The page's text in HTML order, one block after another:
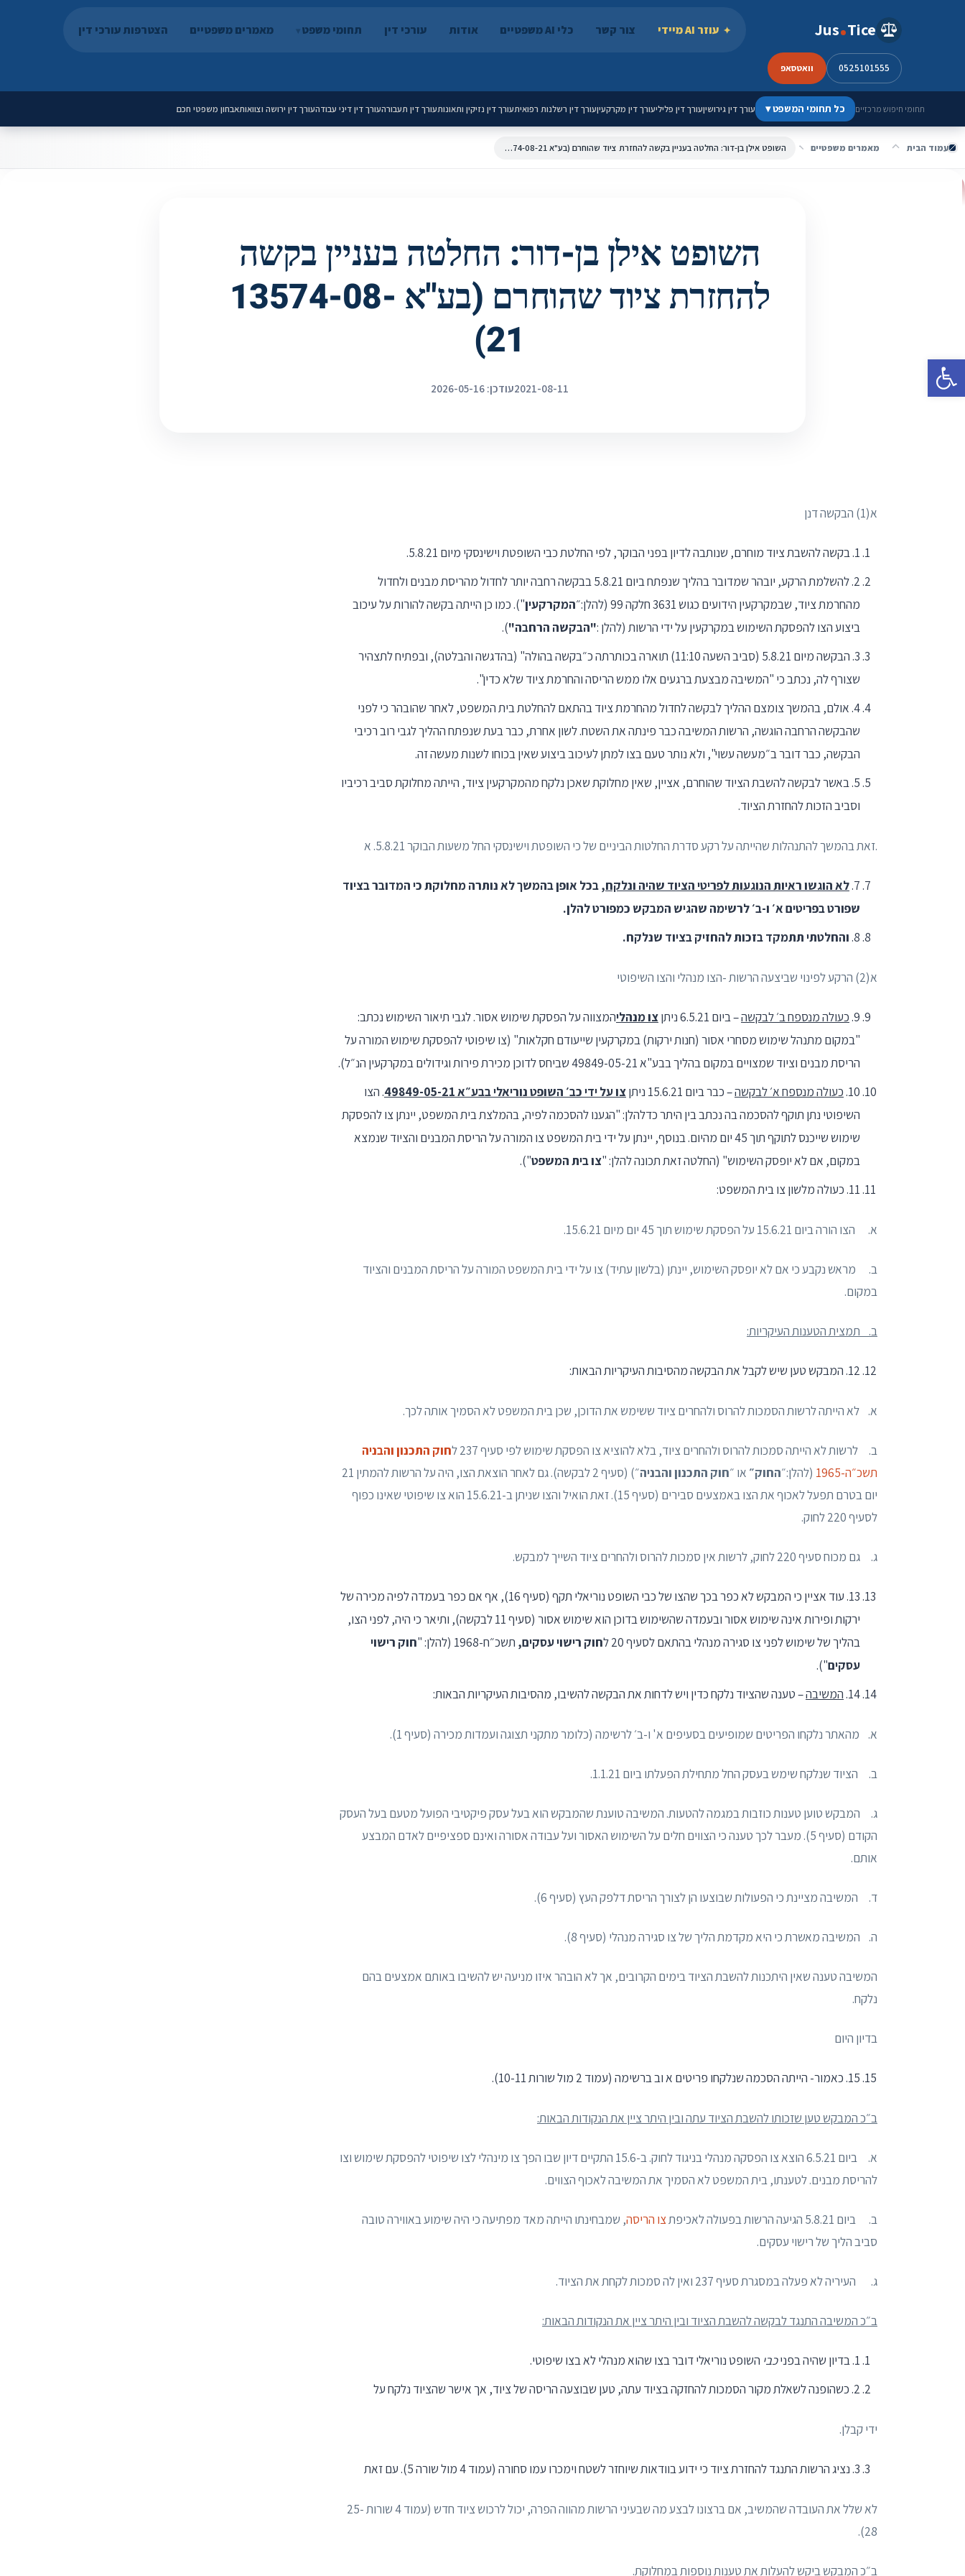
פתח סרגל נגישות
Jus Tice עוזר AI מיידי צור קשר כלי AI משפטיים אודות עורכי דין תחומי משפט מאמרים משפטיים הצטרפות עורכי דין
0525101555 וואטסאפ
תחומי חיפוש מרכזיים כל תחומי המשפט▾ עורך דין גירושיןעורך דין פליליעורך דין מקרקעיןעורך דין רשלנות רפואיתעורך דין נזיקין ותאונותעורך דין תעבורהעורך דין דיני עבודהעורך דין ירושה וצוואותאבחון משפטי חכם
עמוד הבית מאמרים משפטיים השופט אילן בן-דור: החלטה בעניין בקשה להחזרת ציוד שהוחרם (בע"א 13574-08-21)
השופט אילן בן-דור: החלטה בעניין בקשה
להחזרת ציוד שהוחרם (בע"א 13574-08-
21)
2021-08-11עודכן: 2026-05-16
א(1) הבקשה דנן
1. בקשה להשבת ציוד מוחרם, שנותבה לדיון בפני הבוקר, לפי החלטת כבי השופטת וישינסקי מיום 5.8.21.
2. להשלמת הרקע, יובהר שמדובר בהליך שנפתח ביום 5.8.21 בבקשה רחבה יותר לחדול מהריסת מבנים ולחדול
מהחרמת ציוד, שבמקרקעין הידועים כגוש 3631 חלקה 99 (להלן:״
המקרקעין"). כמו כן הייתה בקשה להורות על עיכוב
ביצוע הצו להפסקת השימוש במקרקעין על ידי הרשות (להלן :"הבקשה הרחבה").
3. הבקשה מיום 5.8.21 (סביב השעה 11:10) תוארה בכותרתה כ״בקשה בהולה" (בהדגשה והבלטה), ובפתיח לתצהיר
שצורף לה, נכתב כי "המשיבה מבצעת ברגעים אלו ממש הריסה והחרמת ציוד שלא כדין".
4. אולם, בהמשך צומצם ההליך לבקשה לחדול מהחרמת ציוד בהתאם להחלטת בית המשפט, לאחר שהובהר כי לפני
שהבקשה הרחבה הוגשה, הרשות המשיבה כבר פינתה את השטח. לשון אחרת, כבר בעת שנפתח ההליך לגבי רוב רכיבי
הבקשה, כבר דובר ב״מעשה עשוי", ולא נותר טעם בצו למתן לעיכוב ביצוע שאין בכוחו לשנות מעשה זה.
5. באשר לבקשה להשבת הציוד שהוחרם, אציין, שאין מחלוקת שאכן נלקח מהמקרקעין ציוד, הייתה מחלוקת סביב רכיביו
וסביב הזכות להחזרת הציוד.
.זאת בהמשך להתנהלות שהייתה על רקע סדרת החלטות הביניים של כי השופטת וישינסקי החל משעות הבוקר 5.8.21. א
7. לא הוגשו ראיות הנוגעות לפריטי הציוד שהיה ונלקח, בכל אופן בהמשך לא נותרה מחלוקת כי המדובר בציוד
שפורט בפריטים א׳ ו-ב׳ לרשימה שהגיש המבקש כמפורט להלן.
8. והחלטתי תתמקד בזכות להחזיק בציוד שנלקח.
א(2) הרקע לפינוי שביצעה הרשות -הצו מנהלי והצו השיפוטי
9. כעולה מנספח ב׳ לבקשה– ביום 6.5.21 ניתן צו מנהליהמצווה על הפסקת שימוש אסור. לגבי תיאור השימוש נכתב:
"במקום מתנהל שימוש מסחרי אסור (חנות ירקות) במקרקעין שייעודם חקלאות" (צו שיפוטי להפסקת שימוש המורה על
הריסת מבנים וציוד שמצויים במקום בהליך בבע"א 49849-05-21 שביחס לדוכן מכירת פירות וגידולים במקרקעין הנ״ל).
10. כעולה מנספח א׳ לבקשה– כבר ביום 15.6.21 ניתן צו על ידי כב׳ השופט נוריאלי בבע״א 49849-05-21
. הצו
השיפוטי נתן תוקף להסכמה בה נכתב בין היתר כדלהלן: "הגענו להסכמה לפיה, בהמלצת בית המשפט, יינתן צו להפסקת
שימוש שייכנס לתוקף תוך 45 יום מהיום. בנוסף, יינתן על ידי בית המשפט צו המורה על הריסת המבנים והציוד שנמצא
במקום, אם לא יופסק השימוש" (החלטה זאת תכונה להלן: "צו בית המשפט").
11. כעולה מלשון צו בית המשפט:
א. הצו הורה ביום 15.6.21 על הפסקת שימוש תוך 45 יום מיום 15.6.21.
ב. מראש נקבע כי אם לא יופסק השימוש, יינתן (בלשון עתיד) צו על ידי בית המשפט המורה על הריסת המבנים והציוד
במקום.
ב. תמצית הטענות העיקריות:
12. המבקש טען שיש לקבל את הבקשה מהסיבות העיקריות הבאות:
א. לא הייתה לרשות הסמכות להרוס ולהחרים ציוד ששימש את הדוכן, שכן בית המשפט לא הסמיך אותה לכך.
ב. לרשות לא הייתה סמכות להרוס ולהחרים ציוד, בלא להוציא צו הפסקת שימוש לפי סעיף 237 ל
חוק התכנון והבניה
תשכ״ה-1965
(להלן:״החוק״ או ״חוק התכנון והבניה
״) (סעיף 2 לבקשה). גם לאחר הוצאת הצו, היה על הרשות להמתין 21
יום בטרם תפעל לאכוף את הצו באמצעים סבירים (סעיף 15). זאת הואיל והצו שניתן ב-15.6.21 הוא צו שיפוטי שאינו כפוף
לסעיף 220 לחוק.
ג. גם מכוח סעיף 220 לחוק, לרשות אין סמכות להרוס ולהחרים ציוד השייך למבקש.
13. עוד אציין כי המבקש לא כפר בכך שהצו של כבי השופט נוריאלי תקף (סעיף 16), אף אם כפר בעמדה לפיה מכירה של
ירקות ופירות אינה שימוש אסור ובעמדה שהשימוש בדוכן הוא שימוש אסור (סעיף 11 לבקשה), ותיאר כי היה, לפני הצו,
בהליך של שימוש לפני צו סגירה מנהלי בהתאם לסעיף 20 ל
חוק רישוי עסקים, תשכ״ח-1968 (להלן: "
חוק רישוי
עסקים").
14. המשיבה– טענה שהציוד נלקח כדין ויש לדחות את הבקשה להשיבו, מהסיבות העיקריות הבאות:
א. מהאתר נלקחו הפריטים שמופיעים בסעיפים א' ו-ב׳ לרשימה (כלומר מתקני תצוגה ועמדות מכירה (סעיף 1).
ב. הציוד שנלקח שימש בעסק החל מתחילת הפעלתו ביום 1.1.21.
ג. המבקש טוען טענות כוזבות במגמה להטעות. המשיבה טוענת שהמבקש הוא בעל עסק פיקטיבי הפועל מטעם בעל העסק
הקודם (סעיף 5). מעבר לכך טענה כי הצווים חלים על השימוש האסור ועל עבודה אסורה ואינם ספציפיים לאדם המבצע
אותם.
ד. המשיבה מציינת כי הפעולות שבוצעו הן לצורך הריסת דלפק העץ (סעיף 6).
ה. המשיבה מאשרת כי היא מקדמת הליך של צו סגירה מנהלי (סעיף 8).
המשיבה טענה שאין היתכנות להשבת הציוד בימים הקרובים, אך לא הובהר איזו מניעה יש להשיבו באותם אמצעים בהם
נלקח.
בדיון היום
15. כאמור- הייתה הסכמה שנלקחו פריטים א וב ברשימה (עמוד 2 מול שורות 10-11).
ב״כ המבקש טען שזכותו להשבת הציוד עתה ובין היתר ציין את הנקודות הבאות:
א. ביום 6.5.21 הוצא צו הפסקה מנהלי בניגוד לחוק. ב-15.6 התקיים דיון שבו הפך צו מינהלי לצו שיפוטי להפסקת שימוש וצו
להריסת מבנים. לטענתו, בית המשפט לא הסמיך את המשיבה לאכוף הצווים.
ב. ביום 5.8.21 הגיעה הרשות בפעולה לאכיפת צו הריסה, שמבחינתו הייתה מאד מפתיעה כי היה שימוע באווירה טובה
סביב הליך של רישוי עסקים.
ג. העיריה לא פעלה במסגרת סעיף 237 ואין לה סמכות לקחת את הציוד.
ב״כ המשיבה התנגד לבקשה להשבת הציוד ובין היתר ציין את הנקודות הבאות:
1. בדיון שהיה בפני כבי השופט נוריאלי דובר בצו שהוא מנהלי לא בצו שיפוטי.
2. כשהופנה לשאלת מקור הסמכות להחזקה בציוד עתה, טען שבוצעה הריסה של ציוד, אך אישר שהציוד נלקח על
ידי קבלן.
3. נציג הרשות התנגד להחזרת ציוד כי ידוע בוודאות שיוחזר לשטח וימכרו עמו סחורה (עמוד 4 מול שורה 5). עם זאת
לא שלל את העובדה שהמשיב, אם ברצונו לבצע מה שבעיני הרשות מהווה הפרה, יכול לרכוש ציוד חדש (עמוד 4 שורות 25-
28).
ב״כ המבקש ביקש להעלות את טענות נוספות במחלוקת.